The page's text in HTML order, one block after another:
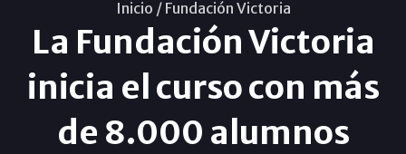
Inicio / Fundación Victoria
La Fundación Victoria
inicia el curso con más
de 8.000 alumnos